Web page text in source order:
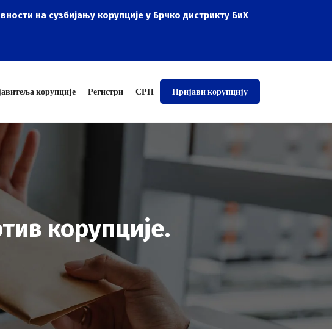
на сузбијању корупције у Брчко дистрикту БиХ
корупције Регистри СРП Пријави корупцију
корупције.